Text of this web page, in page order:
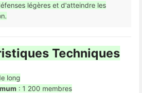
légères et d'atteindre les
Techniques
long
: 1 200 membres